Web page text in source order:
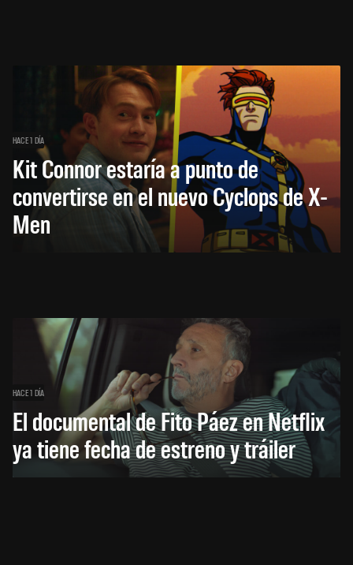
HACE 1 DÍA
Kit Connor estaría a punto de
convertirse en el nuevo Cyclops de X-
Men
HACE 1 DÍA
El documental de Fito Páez en Netflix
ya tiene fecha de estreno y tráiler